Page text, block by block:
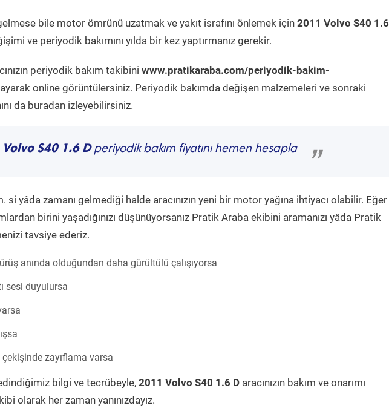
bile motor ömrünü uzatmak ve yakıt israfını önlemek için 2011 Volvo S40 1.6
ve periyodik bakımını yılda bir kez yaptırmanız gerekir.
periyodik bakım takibini www.pratikaraba.com/periyodik-bakim-
online görüntülersiniz. Periyodik bakımda değişen malzemeleri ve sonraki
da buradan izleyebilirsiniz.
S40 1.6 Dperiyodik bakım fiyatını hemen hesapla
”
si yâda zamanı gelmediği halde aracınızın yeni bir motor yağına ihtiyacı olabilir. Eğer
birini yaşadığınızı düşünüyorsanız Pratik Araba ekibini aramanızı yâda Pratik
tavsiye ederiz.
anında olduğundan daha gürültülü çalışıyorsa
sesi duyulursa
zayıflama varsa
bilgi ve tecrübeyle, 2011 Volvo S40 1.6 D aracınızın bakım ve onarımı
olarak her zaman yanınızdayız.